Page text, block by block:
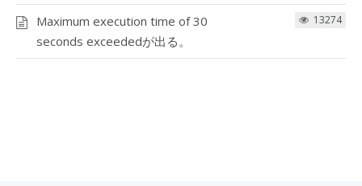
Maximum execution time of 30
seconds exceededが出る。
13274